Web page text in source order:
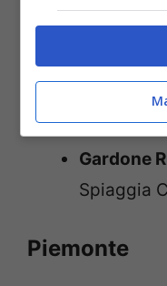
La regione
Lago di
Provincia di
Gardone
Spiaggia
Piemonte